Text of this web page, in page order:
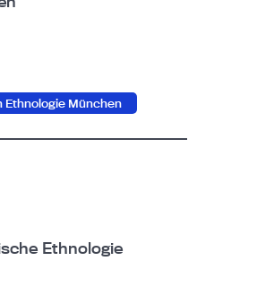
München
Ethnologie